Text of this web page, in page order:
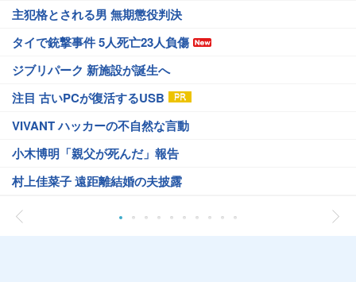
主犯格とされる男 無期懲役判決
タイで銃撃事件 5人死亡23人負傷
ジブリパーク 新施設が誕生へ
注目 古いPCが復活するUSB
VIVANT ハッカーの不自然な言動
小木博明「親父が死んだ」報告
村上佳菜子 遠距離結婚の夫披露